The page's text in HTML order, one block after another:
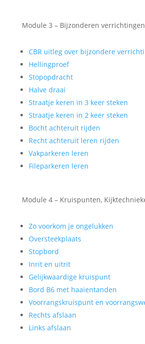
Module 3 – Bijzonderen verrichtingen
CBR uitleg over bijzondere
Hellingproef
Stopopdracht
Halve draai
Straatje keren in 3 keer steken
Straatje keren in 2 keer steken
Bocht achteruit rijden
Recht achteruit leren rijden
Vakparkeren leren
Fileparkeren leren
Module 4 – Kruispunten,
Zo voorkom je ongelukken
Oversteekplaats
Stopbord
Inrit en uitrit
Gelijkwaardige kruispunt
Bord B6 met haaientanden
Voorrangskruispunt en
Rechts afslaan
Links afslaan